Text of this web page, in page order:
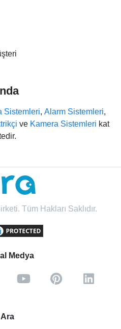
Sistemleri, Alarm Sistemleri,
ve Kamera Sistemleri kat
Tüm Hakları Saklıdır.
Medya
Ara